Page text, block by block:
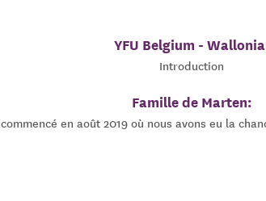
YFU Belgium -
Introduction
Famille de Marten:
en août 2019 où nous avons eu la